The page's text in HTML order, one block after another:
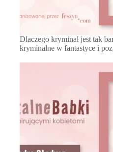
Dlaczego kryminał jest tak
kryminalne w fantastyce i